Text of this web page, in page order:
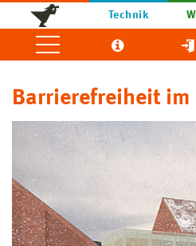
Technik
Barrierefreiheit im